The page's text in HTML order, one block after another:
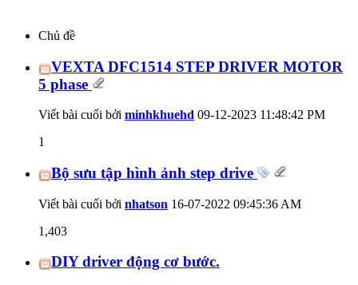
Chủ đề
VEXTA DFC1514 STEP DRIVER MOTOR
5 phase
Viết bài cuối bởi minhkhuehd 09-12-2023 11:48:42 PM
1
Bộ sưu tập hình ảnh step drive
Viết bài cuối bởi nhatson 16-07-2022 09:45:36 AM
1,403
DIY driver động cơ bước.